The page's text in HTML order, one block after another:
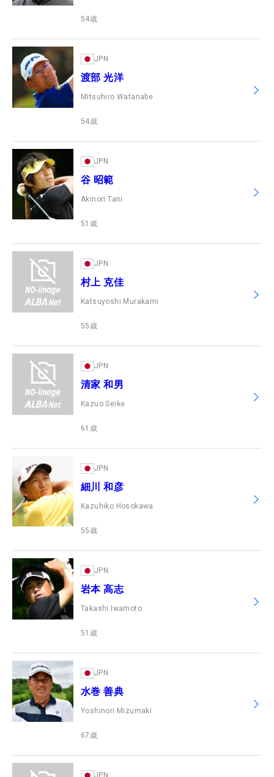
54歳
JPN
渡部 光洋
Mitsuhiro Watanabe
54歳
JPN
谷 昭範
Akinori Tani
51 歳
JPN
村上 克佳
Katsuyoshi Murakami
55 歳
JPN
清家 和男
Kazuo Seike
61 歳
JPN
細川 和彦
Kazuhiko Hosokawa
55 歳
JPN
岩本 高志
Takashi Iwamoto
51 歳
JPN
水巻 善典
Yoshinori Mizumaki
67 歳